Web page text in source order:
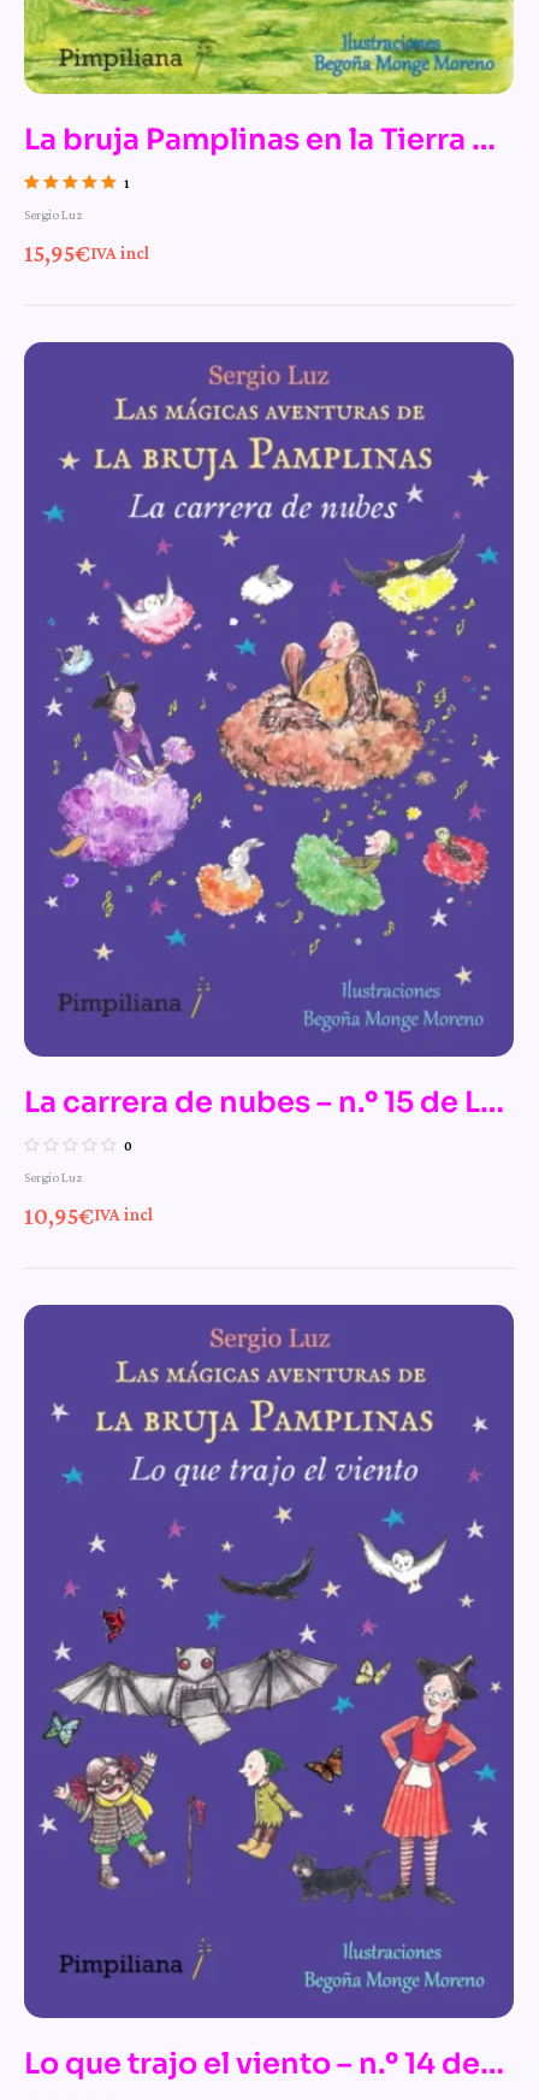
La bruja Pamplinas en la Tierra de
los Dragones
1
Sergio Luz
15,95€IVA incl
La carrera de nubes – n.º 15 de Las
mágicas aventuras de la bruja
Pamplinas
0
Sergio Luz
10,95€IVA incl
Lo que trajo el viento – n.º 14 de